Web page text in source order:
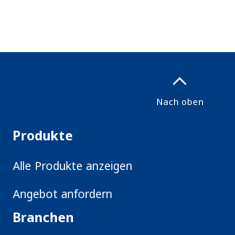
Nach oben
Produkte
Alle Produkte anzeigen
Angebot anfordern
Branchen